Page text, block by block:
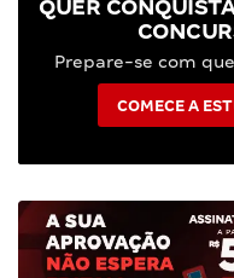
QUER
Prepare-se com
COMECE A